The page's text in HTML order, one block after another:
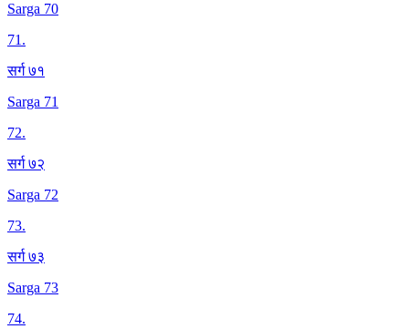
Sarga 70
71.
सर्ग ७१
Sarga 71
72.
सर्ग ७२
Sarga 72
73.
सर्ग ७३
Sarga 73
74.